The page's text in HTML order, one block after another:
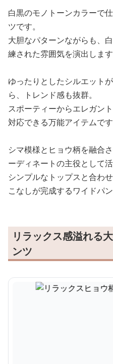
白黒のモノトーンカラーで
ツです。
大胆なパターンながらも、
練された雰囲気を演出します
ゆったりとしたシルエット
ら、トレンド感も抜群。
スポーティーからエレガン
対応できる万能アイテムです
シマ模様とヒョウ柄を融合
ーディネートの主役として活
シンプルなトップスと合わ
こなしが完成するワイドパン
リラックス感溢れる
ンツ